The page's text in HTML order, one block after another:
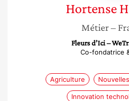
Hortense
Métier–
Fleurs d’Ici –
Co-fondatrice
Agriculture
Innovation